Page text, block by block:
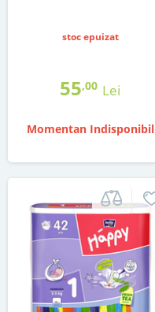
stoc epuizat
55,00 Lei
Momentan Indisponibil